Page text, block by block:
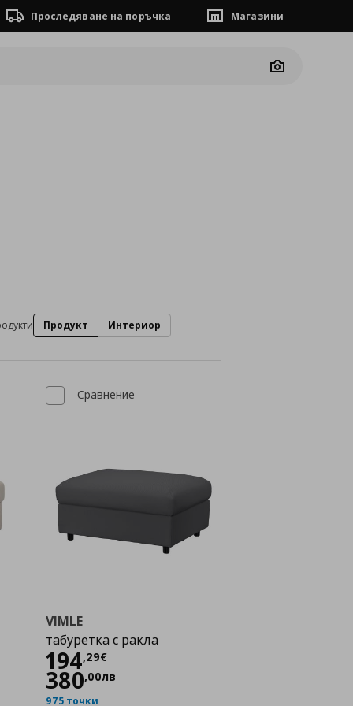
Проследяване на поръчка Магазини
Camera
Продукт Интериор
Сравнение
VIMLE
табуретка с ракла
194,29€
Цена
380,00лв
975 точки